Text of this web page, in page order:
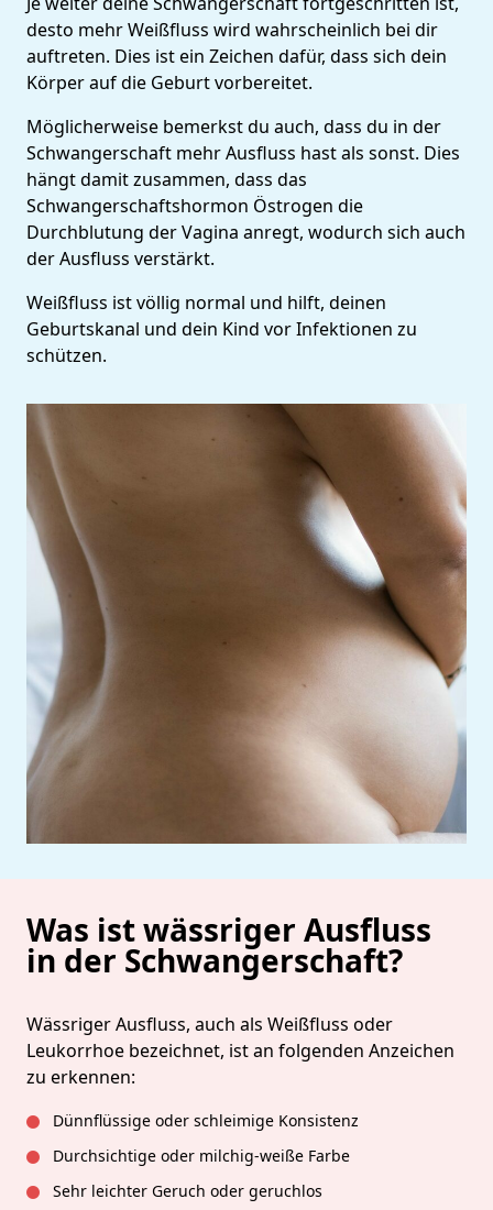
desto mehr Weißfluss wird wahrscheinlich bei dir
auftreten. Dies ist ein Zeichen dafür, dass sich dein
Körper auf die Geburt vorbereitet.
Möglicherweise bemerkst du auch, dass du in der
Schwangerschaft mehr Ausfluss hast als sonst. Dies
hängt damit zusammen, dass das
Schwangerschaftshormon Östrogen die
Durchblutung der Vagina anregt, wodurch sich auch
der Ausfluss verstärkt.
Weißfluss ist völlig normal und hilft, deinen
Geburtskanal und dein Kind vor Infektionen zu
schützen.
Was ist wässriger Ausfluss
in der Schwangerschaft?
Wässriger Ausfluss, auch als Weißfluss oder
Leukorrhoe bezeichnet, ist an folgenden Anzeichen
zu erkennen:
Dünnflüssige oder schleimige Konsistenz
Durchsichtige oder milchig-weiße Farbe
Sehr leichter Geruch oder geruchlos